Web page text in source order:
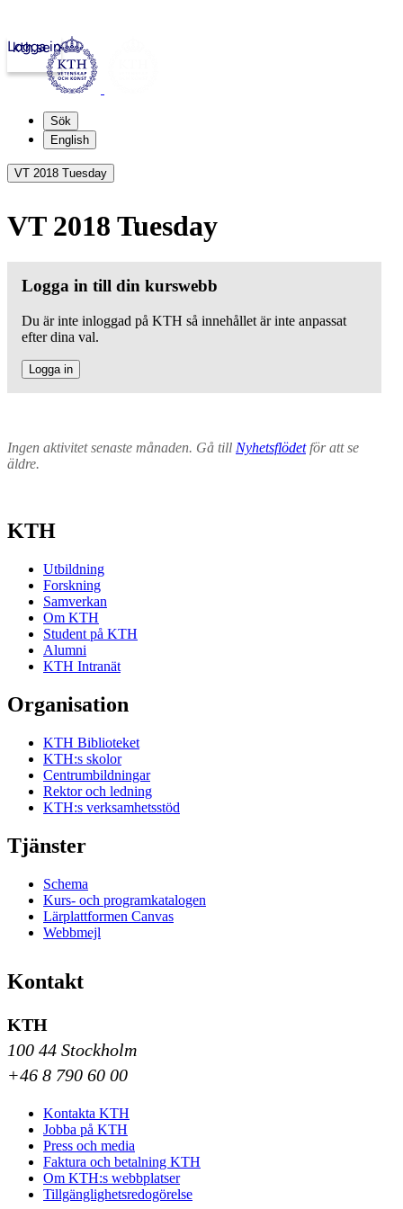
kth.se
Logga in
Sök
English
VT 2018 Tuesday
VT 2018 Tuesday
Logga in till din kurswebb
Du är inte inloggad på KTH så innehållet är inte anpassat
efter dina val.
Logga in
Ingen aktivitet senaste månaden. Gå till Nyhetsflödetför att se
äldre.
KTH
Utbildning
Forskning
Samverkan
Om KTH
Student på KTH
Alumni
KTH Intranät
Organisation
KTH Biblioteket
KTH:s skolor
Centrumbildningar
Rektor och ledning
KTH:s verksamhetsstöd
Tjänster
Schema
Kurs- och programkatalogen
Lärplattformen Canvas
Webbmejl
Kontakt
KTH
100 44 Stockholm
+46 8 790 60 00
Kontakta KTH
Jobba på KTH
Press och media
Faktura och betalning KTH
Om KTH:s webbplatser
Tillgänglighetsredogörelse